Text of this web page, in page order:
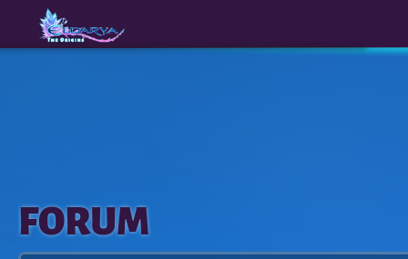
The
Origins
FORUM